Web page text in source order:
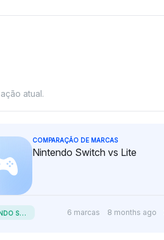
atual.
COMPARAÇÃO DE MARCAS
Nintendo Switch vs Lite
N
INTENDO SWITCH VS LITE 6 marcas 8 months ago